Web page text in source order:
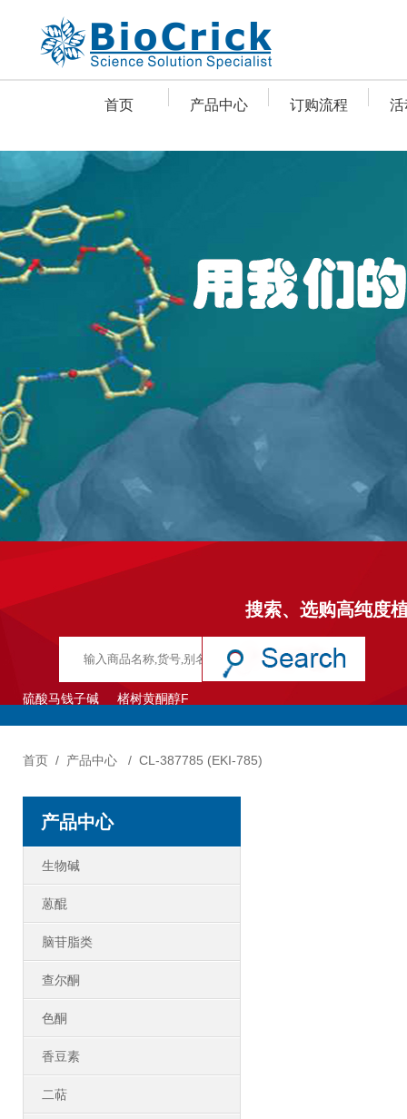
首页 产品中心 订购流程 活
搜索、选购高纯度
硫酸马钱子碱 楮树黄酮醇F
首页/ 产品中心/ CL-387785 (EKI-785)
产品中心
生物碱
蒽醌
脑苷脂类
查尔酮
色酮
香豆素
二萜